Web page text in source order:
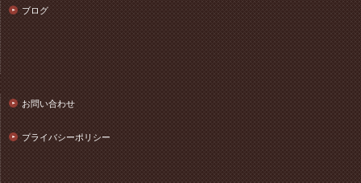
ブログ
お問い合わせ
プライバシーポリシー